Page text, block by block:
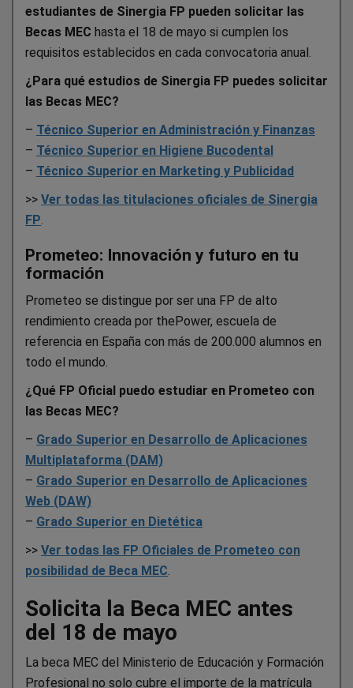
estudiantes de Sinergia FP pueden solicitar las
Becas MEC hasta el 18 de mayo si cumplen los
requisitos establecidos en cada convocatoria anual.
¿Para qué estudios de Sinergia FP puedes solicitar
las Becas MEC?
– Técnico Superior en Administración y Finanzas
– Técnico Superior en Higiene Bucodental
– Técnico Superior en Marketing y Publicidad
>> Ver todas las titulaciones oficiales de Sinergia
FP.
Prometeo: Innovación y futuro en tu
formación
Prometeo se distingue por ser una FP de alto
rendimiento creada por thePower, escuela de
referencia en España con más de 200.000 alumnos en
todo el mundo.
¿Qué FP Oficial puedo estudiar en Prometeo con
las Becas MEC?
– Grado Superior en Desarrollo de Aplicaciones
Multiplataforma (DAM)
– Grado Superior en Desarrollo de Aplicaciones
Web (DAW)
– Grado Superior en Dietética
>> Ver todas las FP Oficiales de Prometeo con
posibilidad de Beca MEC.
Solicita la Beca MEC antes
del 18 de mayo
La beca MEC del Ministerio de Educación y Formación
Profesional no solo cubre el importe de la matrícula